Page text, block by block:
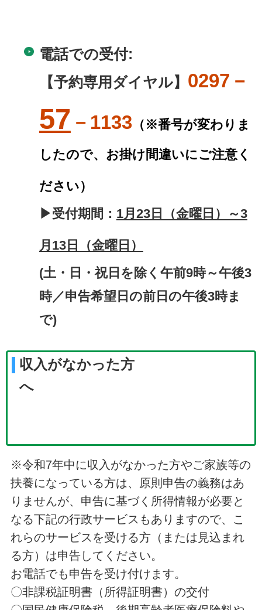
電話での受付:
【予約専用ダイヤル】 0297－
57 －1133（※番号が変わりま
したので、お掛け間違いにご注意く
ださい）
▶受付期間： 1月23日（金曜日）～3
月13日（金曜日）
(土・日・祝日を除く午前9時～午後3
時／申告希望日の前日の午後3時ま
で)
収入がなかった方
へ
※令和7年中に収入がなかった方やご家族等の
扶養になっている方は、原則申告の義務はあ
りませんが、申告に基づく所得情報が必要と
なる下記の行政サービスもありますので、こ
れらのサービスを受ける方（または見込まれ
る方）は申告してください。
お電話でも申告を受け付けます。
〇非課税証明書（所得証明書）の交付